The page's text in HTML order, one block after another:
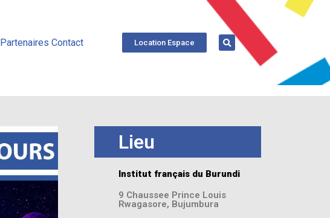
Partenaires Contact Location Espace
Lieu
Institut français du Burundi
9 Chaussee Prince Louis
Rwagasore, Bujumbura